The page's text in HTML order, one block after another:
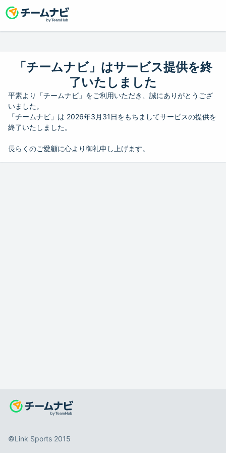
「チームナビ」はサービス提供を終
了いたしました
平素より「チームナビ」をご利用いただき、誠にありがとうござ
いました。
「チームナビ」は 2026年3月31日をもちましてサービスの提供を
終了いたしました。
長らくのご愛顧に心より御礼申し上げます。
©️Link Sports 2015